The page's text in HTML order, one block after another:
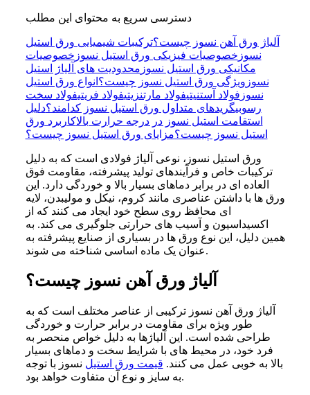
دسترسی سریع به محتوای این مطلب
آلیاژ ورق آهن نسوز چیست؟ترکیبات شیمیایی ورق استیل
نسوز خصوصیات فیزیکی ورق استیل نسوز خصوصیات
مکانیکی ورق استیل نسوز محدودیت های آلیاژ استیل
نسوز ویژگی ورق استیل نسوز چیست؟ انواع ورق استیل
نسوز فولاد آستنیتیفولاد مارتنزیتیفولاد فریتیفولاد سخت
رسوبیگریدهای متداول ورق استیل نسوز کدامند؟دلیل
استقامت استیل نسوز در درجه حرارت بالاکاربرد ورق
استیل نسوز چیست؟مزایای ورق استیل نسوز چیست؟
ورق استیل نسوز، نوعی آلیاژ فولادی است که به دلیل
ترکیبات خاص و فرآیندهای تولید پیشرفته، مقاومت فوق
العاده ای در برابر دماهای بسیار بالا و خوردگی دارد. این
ورق ها با داشتن عناصری مانند کروم، نیکل و مولیبدن، لایه
ای محافظ روی سطح خود ایجاد می کنند که از
اکسیداسیون و آسیب های حرارتی جلوگیری می کند. به
همین دلیل، این نوع ورق ها در بسیاری از صنایع پیشرفته به
عنوان یک ماده اساسی شناخته می شوند.
آلیاژ ورق آهن نسوز چیست؟
آلیاژ ورق آهن نسوز ترکیبی از عناصر مختلف است که به
طور ویژه برای مقاومت در برابر حرارت و خوردگی
طراحی شده است. این آلیاژها به دلیل خواص منحصر به
فرد خود، در محیط های با شرایط سخت و دماهای بسیار
بالا به خوبی عمل می کنند. قیمت ورق استیل نسوز با توجه
به سایز و نوع آن متفاوت خواهد بود.